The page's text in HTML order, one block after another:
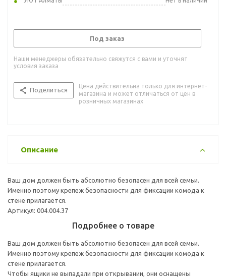
Под заказ
Наши менеджеры обязательно свяжутся с вами и уточнят
условия заказа
Поделиться
Цена действительна только для интернет-
магазина и может отличаться от цен в
розничных магазинах
Описание
Ваш дом должен быть абсолютно безопасен для всей семьи.
Именно поэтому крепеж безопасности для фиксации комода к
стене прилагается.
Артикул: 004.004.37
Подробнее о товаре
Ваш дом должен быть абсолютно безопасен для всей семьи.
Именно поэтому крепеж безопасности для фиксации комода к
стене прилагается.
Чтобы ящики не выпадали при открывании, они оснащены